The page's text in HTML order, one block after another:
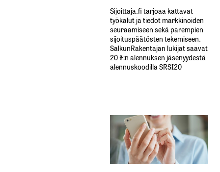
Sijoittaja.fi tarjoaa kattavat
työkalut ja tiedot markkinoiden
seuraamiseen sekä parempien
sijoituspäätösten tekemiseen.
SalkunRakentajan lukijat saavat
20 %:n alennuksen jäsenyydestä
alennuskoodilla SRSI20